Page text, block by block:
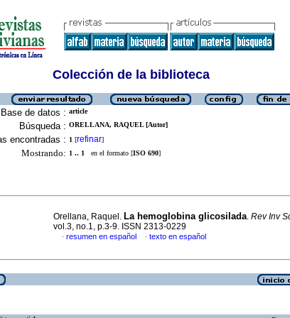
Colección de la biblioteca
Base de datos : article
Búsqueda : ORELLANA, RAQUEL [Autor]
encontradas : 1 [refinar]
Mostrando: 1 .. 1 en el formato [ISO 690]
Orellana, Raquel. La hemoglobina glicosilada. Rev Inv
vol.3, no.1, p.3-9. ISSN 2313-0229
· resumen en español · texto en español